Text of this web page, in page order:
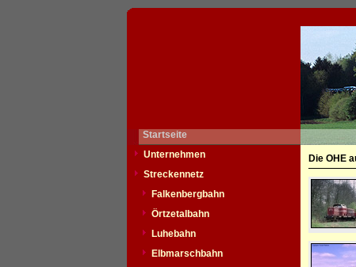
Startseite
Unternehmen
Streckennetz
Falkenbergbahn
Örtzetalbahn
Luhebahn
Elbmarschbahn
Die OHE